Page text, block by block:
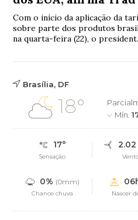
Com o início da aplicação da
sobre parte dos produtos
na quarta-feira (22), o
Brasília, DF
18°
Mín.
17°
Sensação
2.02
0% (0mm)
Chance chuva Nascer